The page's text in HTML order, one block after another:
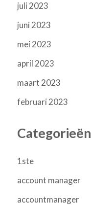
juli 2023
juni 2023
mei 2023
april 2023
maart 2023
februari 2023
Categorieën
1ste
account manager
accountmanager